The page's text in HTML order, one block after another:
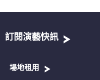
訂閱演藝快訊
場地租用